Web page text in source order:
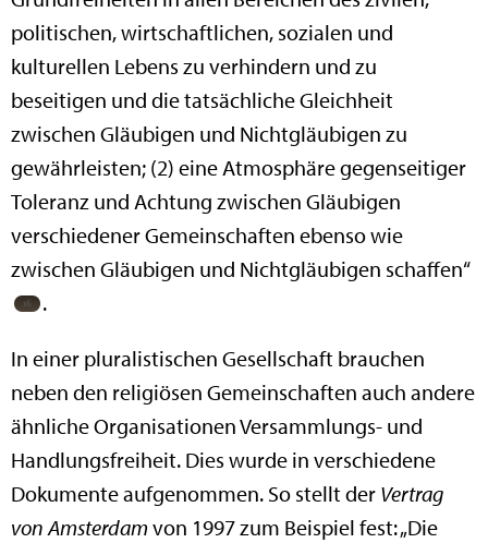
politischen, wirtschaftlichen, sozialen und
kulturellen Lebens zu verhindern und zu
beseitigen und die tatsächliche Gleichheit
zwischen Gläubigen und Nichtgläubigen zu
gewährleisten; (2) eine Atmosphäre gegenseitiger
Toleranz und Achtung zwischen Gläubigen
verschiedener Gemeinschaften ebenso wie
zwischen Gläubigen und Nichtgläubigen schaffen“
.
In einer pluralistischen Gesellschaft brauchen
neben den religiösen Gemeinschaften auch andere
ähnliche Organisationen Versammlungs- und
Handlungsfreiheit. Dies wurde in verschiedene
Dokumente aufgenommen. So stellt der Vertrag
von Amsterdam von 1997 zum Beispiel fest: „Die